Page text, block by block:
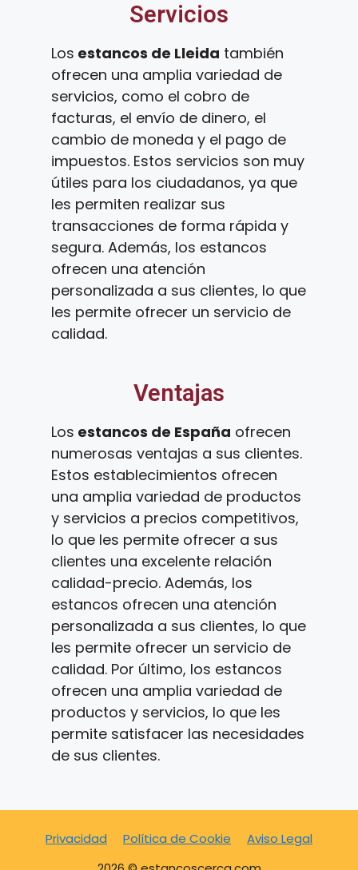
Servicios
Los estancos de Lleida también
ofrecen una amplia variedad de
servicios, como el cobro de
facturas, el envío de dinero, el
cambio de moneda y el pago de
impuestos. Estos servicios son muy
útiles para los ciudadanos, ya que
les permiten realizar sus
transacciones de forma rápida y
segura. Además, los estancos
ofrecen una atención
personalizada a sus clientes, lo que
les permite ofrecer un servicio de
calidad.
Ventajas
Los estancos de España ofrecen
numerosas ventajas a sus clientes.
Estos establecimientos ofrecen
una amplia variedad de productos
y servicios a precios competitivos,
lo que les permite ofrecer a sus
clientes una excelente relación
calidad-precio. Además, los
estancos ofrecen una atención
personalizada a sus clientes, lo que
les permite ofrecer un servicio de
calidad. Por último, los estancos
ofrecen una amplia variedad de
productos y servicios, lo que les
permite satisfacer las necesidades
de sus clientes.
Privacidad Política de Cookie
Aviso Legal